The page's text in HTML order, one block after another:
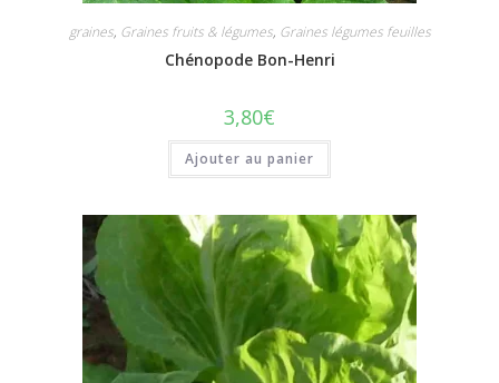
graines, Graines fruits & légumes, Graines légumes feuilles
Chénopode Bon-Henri
3,80€
Ajouter au panier